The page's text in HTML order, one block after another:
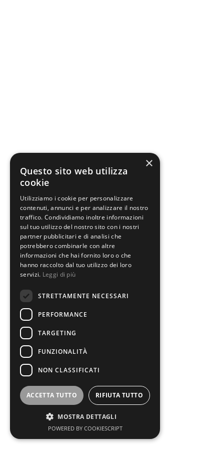
×
Questo sito web utilizza
cookie
Utilizziamo i cookie per personalizzare
contenuti, annunci e per analizzare il nostro
traffico. Condividiamo inoltre informazioni
sul tuo utilizzo del nostro sito con i nostri
partner pubblicitari e di analisi che
potrebbero combinarle con altre
informazioni che hai fornito loro o che
hanno raccolto dal tuo utilizzo dei loro
servizi. Leggi di più
STRETTAMENTE NECESSARI
PERFORMANCE
TARGETING
FUNZIONALITÀ
NON CLASSIFICATI
ACCETTA TUTTO RIFIUTA TUTTO
MOSTRA DETTAGLI
POWERED BY COOKIESCRIPT